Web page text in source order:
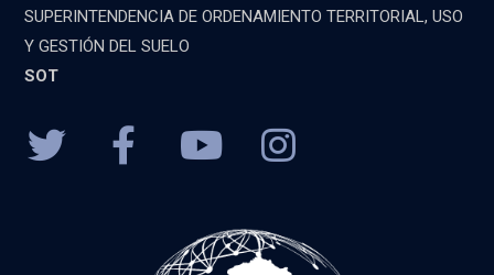
SUPERINTENDENCIA DE ORDENAMIENTO TERRITORIAL, USO
Y GESTIÓN DEL SUELO
SOT